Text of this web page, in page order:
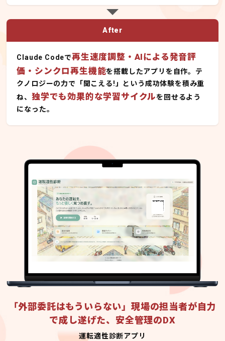
After
Claude Codeで再生速度調整・AIによる発音評
価・シンクロ再生機能を搭載したアプリを自作。テ
クノロジーの力で「聞こえる!」という成功体験を積み重
ね、独学でも効果的な学習サイクルを回せるよう
になった。
「外部委託はもういらない」現場の担当者が自力
で成し遂げた、安全管理のDX
運転適性診断アプリ